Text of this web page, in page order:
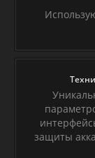
защиты